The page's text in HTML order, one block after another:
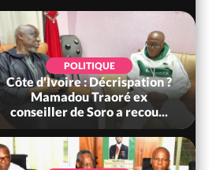
POLITIQUE
Côte d'Ivoire : Décrispation ?
Mamadou Traoré ex
conseiller de Soro a recou...